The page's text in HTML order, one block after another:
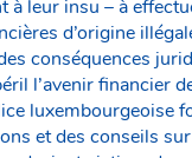
à leur insu – à
d’origine
conséquences
l’avenir financier
luxembourgeoise
et des conseils